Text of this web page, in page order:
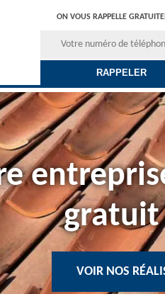
ON VOUS RAPPELLE
gratuit
VOIR NOS